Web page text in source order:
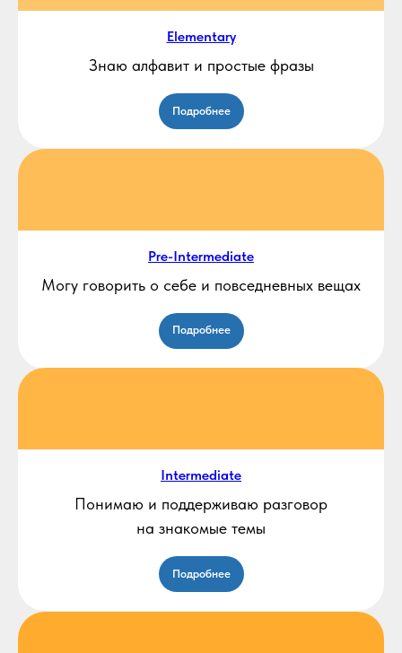
Elementary
Знаю алфавит и простые фразы
Подробнее
Pre-Intermediate
Могу говорить о себе и повседневных вещах
Подробнее
Intermediate
Понимаю и поддерживаю разговор
на знакомые темы
Подробнее